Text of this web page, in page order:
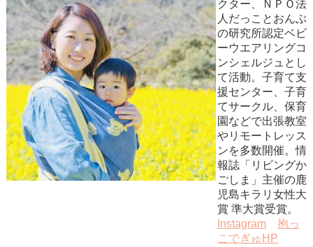
クター、ＮＰＯ法
人だっことおんぶ
の研究所認定ベビ
ーウエアリングコ
ンシェルジュとし
て活動。子育て支
援センター、子育
てサークル、保育
園などで出張教室
やリモートレッス
ンを多数開催。情
報誌「リビングか
ごしま」主催の鹿
児島キラリ女性大
賞 準大賞受賞。
Instagram
抱っ
こでぎゅHP